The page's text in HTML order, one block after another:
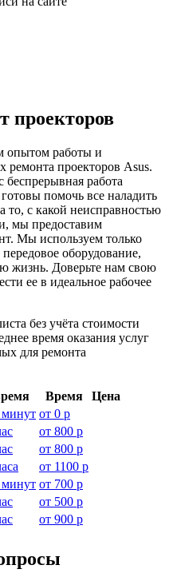
проекторов
опытом работы и
проекторов Asus.
работа
помочь все наладить
то, с какой неисправностью
мы предоставим
Мы используем только
оборудование,
жизнь. Доверьте нам свою
ее в идеальное рабочее
без учёта стоимости
время оказания услуг
для ремонта
Время
Цена
минут от 0 р
от 800 р
от 800 р
от 1100 р
минут от 700 р
от 500 р
от 900 р